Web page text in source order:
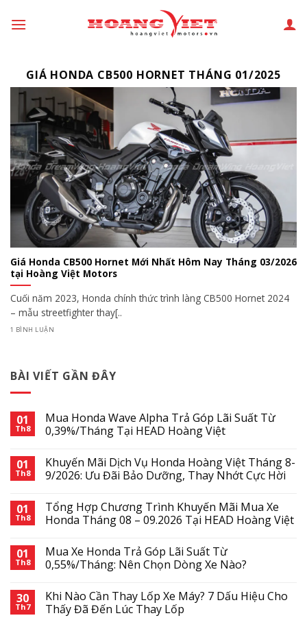
đến
GIÁ HONDA CB500 HORNET THÁNG 01/2025
Giá Honda CB500 Hornet Mới Nhất Hôm Nay Tháng 03/2026
tại Hoàng Việt Motors
Cuối năm 2023, Honda chính thức trình làng CB500 Hornet 2024
– mẫu streetfighter thay[..
1 BÌNH LUẬN
BÀI VIẾT GẦN ĐÂY
01
Th8
Mua Honda Wave Alpha Trả Góp Lãi Suất Từ
0,39%/Tháng Tại HEAD Hoàng Việt
01
Th8
Khuyến Mãi Dịch Vụ Honda Hoàng Việt Tháng 8-
9/2026: Ưu Đãi Bảo Dưỡng, Thay Nhớt Cực Hời
01
Th8
Tổng Hợp Chương Trình Khuyến Mãi Mua Xe
Honda Tháng 08 – 09.2026 Tại HEAD Hoàng Việt
01
Th8
Mua Xe Honda Trả Góp Lãi Suất Từ
0,55%/Tháng: Nên Chọn Dòng Xe Nào?
30
Th7
Khi Nào Cần Thay Lốp Xe Máy? 7 Dấu Hiệu Cho
Thấy Đã Đến Lúc Thay Lốp